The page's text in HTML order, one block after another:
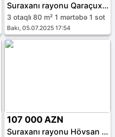
Suraxanı rayonu Qaraçuxur qəs.
3 otaqlı 80 m² 1 mərtəbə 1 sot
Bakı, 05.07.2025 17:54
107 000 AZN
Suraxanı rayonu Hövsan qəs.